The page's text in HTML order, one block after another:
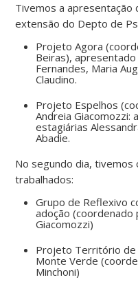
Tivemos a
extensão do Depto de
Projeto Agora
Beiras),
Fernandes, Maria
Claudino.
Projeto Espelhos
Andreia Giacomozzi:
estagiárias
Abadie.
No segundo dia,
trabalhados:
Grupo de Reflexivo
adoção (coordenado
Giacomozzi)
Projeto Território de
Monte Verde
Minchoni)